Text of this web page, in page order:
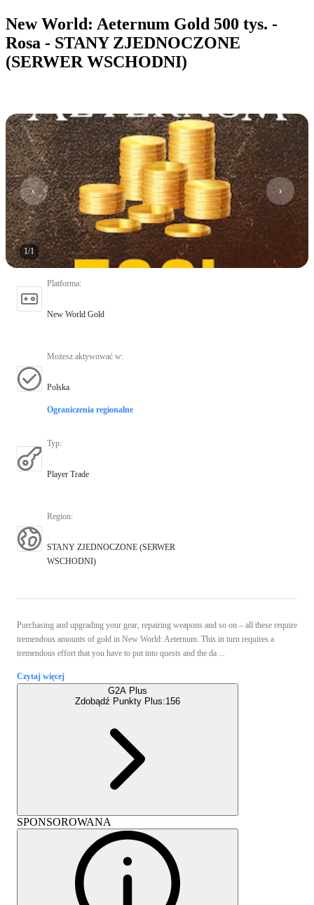
New World: Aeternum Gold 500 tys. -
Rosa - STANY ZJEDNOCZONE
(SERWER WSCHODNI)
1/1
Platforma:
New World Gold
Możesz aktywować w:
Polska
Ograniczenia regionalne
Typ:
Player Trade
Region:
STANY ZJEDNOCZONE (SERWER
WSCHODNI)
Purchasing and upgrading your gear, repairing weapons and so on – all these require
tremendous amounts of gold in New World: Aeternum. This in turn requires a
tremendous effort that you have to put into quests and the da ...
Czytaj więcej
G2A Plus
Zdobądź Punkty Plus:156
SPONSOROWANA